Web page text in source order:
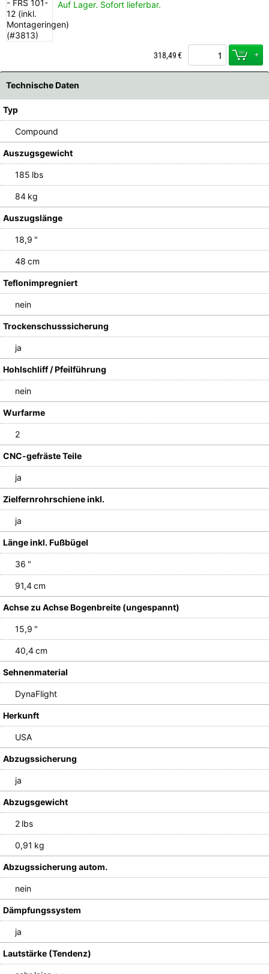
Auf Lager. Sofort lieferbar.
318,49€ +
Technische Daten
Typ
Compound
Auszugsgewicht
185 lbs
84 kg
Auszugslänge
18,9 "
48 cm
Teflonimpregniert
nein
Trockenschusssicherung
ja
Hohlschliff / Pfeilführung
nein
Wurfarme
2
CNC-gefräste Teile
ja
Zielfernrohrschiene inkl.
ja
Länge inkl. Fußbügel
36 "
91,4 cm
Achse zu Achse Bogenbreite (ungespannt)
15,9 "
40,4 cm
Sehnenmaterial
DynaFlight
Herkunft
USA
Abzugssicherung
ja
Abzugsgewicht
2 lbs
0,91 kg
Abzugssicherung autom.
nein
Dämpfungssystem
ja
Lautstärke (Tendenz)